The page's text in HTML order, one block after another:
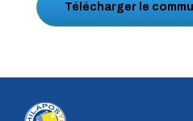
Télécharger le